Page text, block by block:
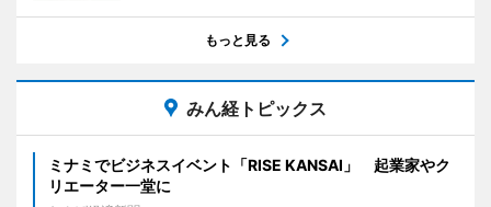
もっと見る
みん経トピックス
ミナミでビジネスイベント「RISE KANSAI」 起業家やク
リエーター一堂に